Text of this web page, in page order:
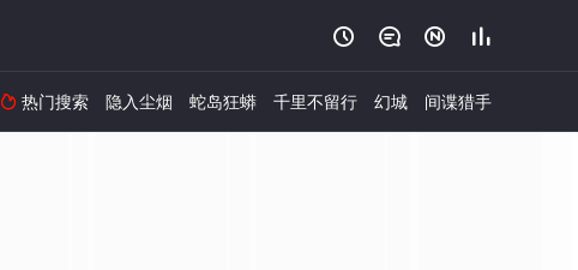
   
 热门搜索 隐入尘烟 蛇岛狂蟒 千里不留行 幻城 间谍猎手